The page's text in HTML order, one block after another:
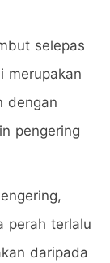
selepas
merupakan
dengan
pengering
perah terlalu
daripada